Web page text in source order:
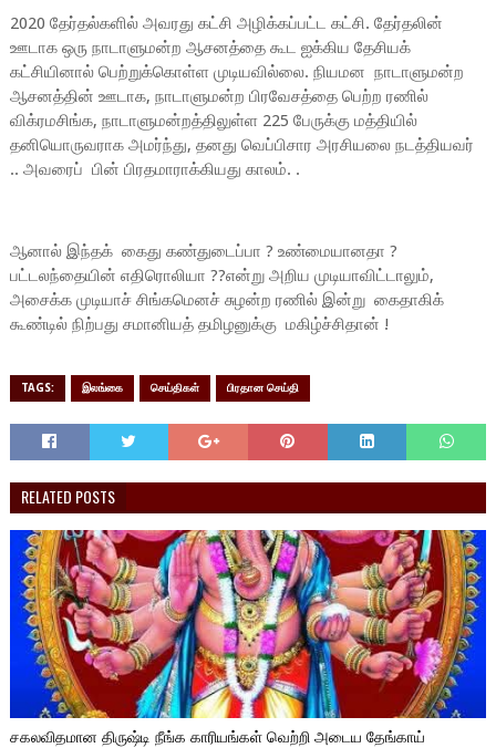
2020 தேர்தல்களில் அவரது கட்சி அழிக்கப்பட்ட கட்சி. தேர்தலின்
ஊடாக ஒரு நாடாளுமன்ற ஆசனத்தை கூட ஐக்கிய தேசியக்
கட்சியினால் பெற்றுக்கொள்ள முடியவில்லை. நியமன நாடாளுமன்ற
ஆசனத்தின் ஊடாக, நாடாளுமன்ற பிரவேசத்தை பெற்ற ரணில்
விக்ரமசிங்க, நாடாளுமன்றத்திலுள்ள 225 பேருக்கு மத்தியில்
தனியொருவராக அமர்ந்து, தனது வெப்பிசார அரசியலை நடத்தியவர்
.. அவரைப் பின் பிரதமாராக்கியது காலம். .
ஆனால் இந்தக் கைது கண்துடைப்பா ? உண்மையானதா ?
பட்டலந்தையின் எதிரொலியா ??என்று அறிய முடியாவிட்டாலும்,
அசைக்க முடியாச் சிங்கமெனச் சுழன்ற ரணில் இன்று கைதாகிக்
கூண்டில் நிற்பது சமானியத் தமிழனுக்கு மகிழ்ச்சிதான் !
TAGS: இலங்கை செய்திகள் பிரதான செய்தி
RELATED POSTS
சகலவிதமான திருஷ்டி நீங்க காரியங்கள் வெற்றி அடைய தேங்காய்